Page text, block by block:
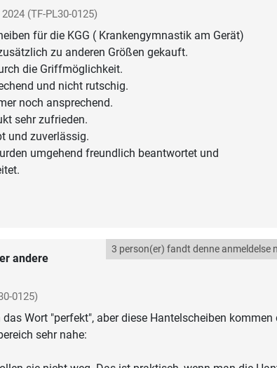
(TF-PL30-0125)
für die KGG ( Krankengymnastik am Gerät)
zu anderen Größen gekauft.
die Griffmöglichkeit.
und nicht rutschig.
noch ansprechend.
sehr zufrieden.
und zuverlässig.
umgehend freundlich beantwortet und
andere
3 person(er) fandt denne anmeldelse
0125)
Wort "perfekt", aber diese Hantelscheiben kommen
sehr nahe: